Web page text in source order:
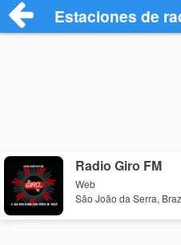
Estaciones de
Radio Giro FM
Web
São João da Serra,